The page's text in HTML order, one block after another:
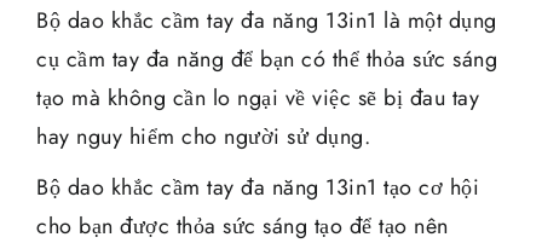
Bộ dao khắc cầm tay đa năng 13in1 là một dụng
cụ cầm tay đa năng để bạn có thể thỏa sức sáng
tạo mà không cần lo ngại về việc sẽ bị đau tay
hay nguy hiểm cho người sử dụng.
Bộ dao khắc cầm tay đa năng 13in1 tạo cơ hội
cho bạn được thỏa sức sáng tạo để tạo nên